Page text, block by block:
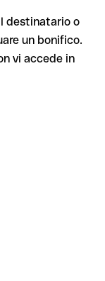
con il nostro
destinatario o
un bonifico.
vi accede in